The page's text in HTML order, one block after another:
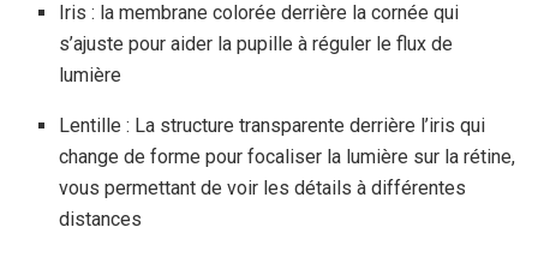
Iris : la membrane colorée derrière la cornée qui
s’ajuste pour aider la pupille à réguler le flux de
lumière
Lentille : La structure transparente derrière l’iris qui
change de forme pour focaliser la lumière sur la rétine,
vous permettant de voir les détails à différentes
distances